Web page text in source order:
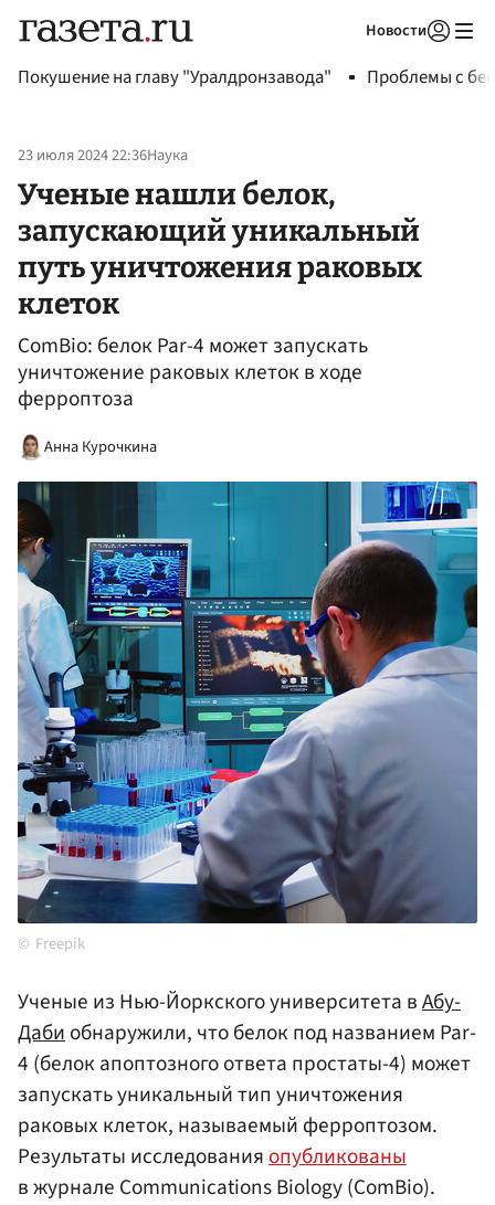
Новости
Покушение на главу "Уралдронзавода" Проблемы с
23 июля 2024 22:36Наука
Ученые нашли белок,
запускающий уникальный
путь уничтожения раковых
клеток
ComBiо: белок Par-4 может запускать
уничтожение раковых клеток в ходе
ферроптоза
Анна Курочкина
Freepik
Ученые из Нью-Йоркского университета вАбу-
Дабиобнаружили, что белок под названием Par-
4 (белок апоптозного ответа простаты-4) может
запускать уникальный тип уничтожения
раковых клеток, называемый ферроптозом.
Результаты исследованияопубликованы
в журнале Communications Biology (ComBiо).